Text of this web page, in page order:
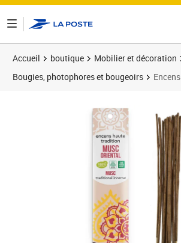
Accueil boutique Mobilier et décoration
Bougies, photophores et bougeoirs